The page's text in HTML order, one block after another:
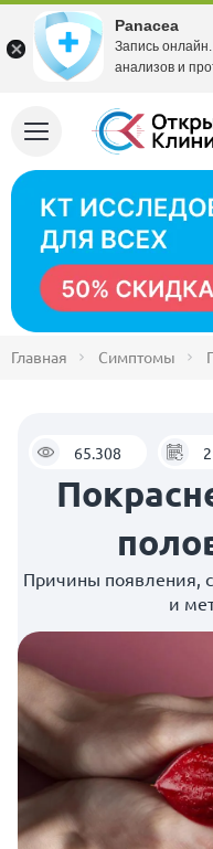
Главная Симптомы
65.308
Причины появления,
и
Panacea
Запись
анализов и